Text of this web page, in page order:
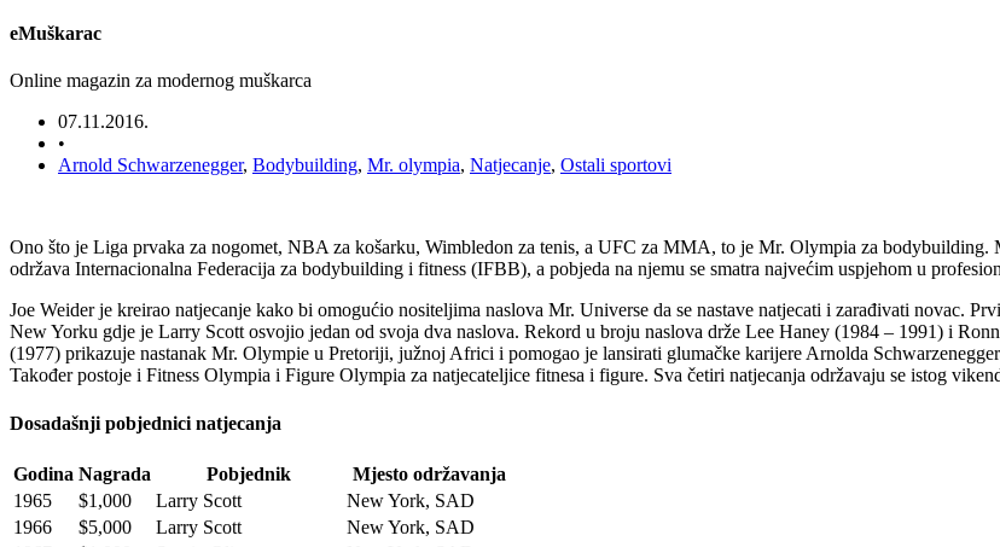
eMuškarac
Online magazin za modernog muškarca
07.11.2016.
•
Arnold Schwarzenegger, Bodybuilding, Mr. olympia, Natjecanje, Ostali sportovi
Ono što je Liga prvaka za nogomet, NBA za košarku, Wimbledon za tenis, a UFC za MMA, to je Mr. Olympia za
održava Internacionalna Federacija za bodybuilding i fitness (IFBB), a pobjeda na njemu se smatra najvećim uspjehom u
Joe Weider je kreirao natjecanje kako bi omogućio nositeljima naslova Mr. Universe da se nastave natjecati i zarađivati novac.
New Yorku gdje je Larry Scott osvojio jedan od svoja dva naslova. Rekord u broju naslova drže Lee Haney (1984 – 1991) i
(1977) prikazuje nastanak Mr. Olympie u Pretoriji, južnoj Africi i pomogao je lansirati glumačke karijere Arnolda
Također postoje i Fitness Olympia i Figure Olympia za natjecateljice fitnesa i figure. Sva četiri natjecanja održavaju se istog
Dosadašnji pobjednici natjecanja
Godina Nagrada Pobjednik
Mjesto održavanja
1965
$1,000 Larry Scott
New York, SAD
1966
$5,000 Larry Scott
New York, SAD